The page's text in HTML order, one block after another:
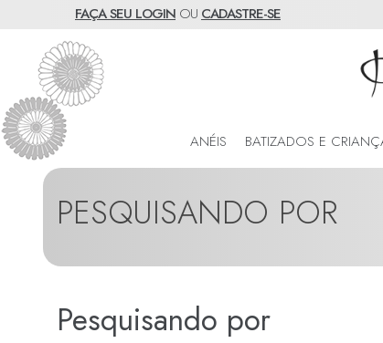
FAÇA SEU LOGIN OU CADASTRE-SE
ANÉIS BATIZADOS E
PESQUISANDO POR
Pesquisando por